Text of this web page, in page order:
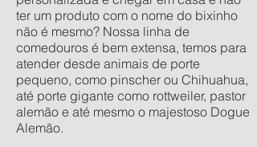
ter um produto com o nome do bixinho
não é mesmo? Nossa linha de
comedouros é bem extensa, temos para
atender desde animais de porte
pequeno, como pinscher ou Chihuahua,
até porte gigante como rottweiler, pastor
alemão e até mesmo o majestoso Dogue
Alemão.